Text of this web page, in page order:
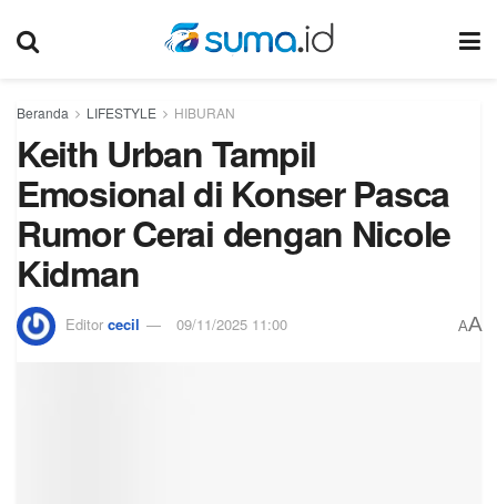
Beranda LIFESTYLE HIBURAN
Keith Urban Tampil
Emosional di Konser Pasca
Rumor Cerai dengan Nicole
Kidman
Editor cecil 09/11/2025 11:00 AA